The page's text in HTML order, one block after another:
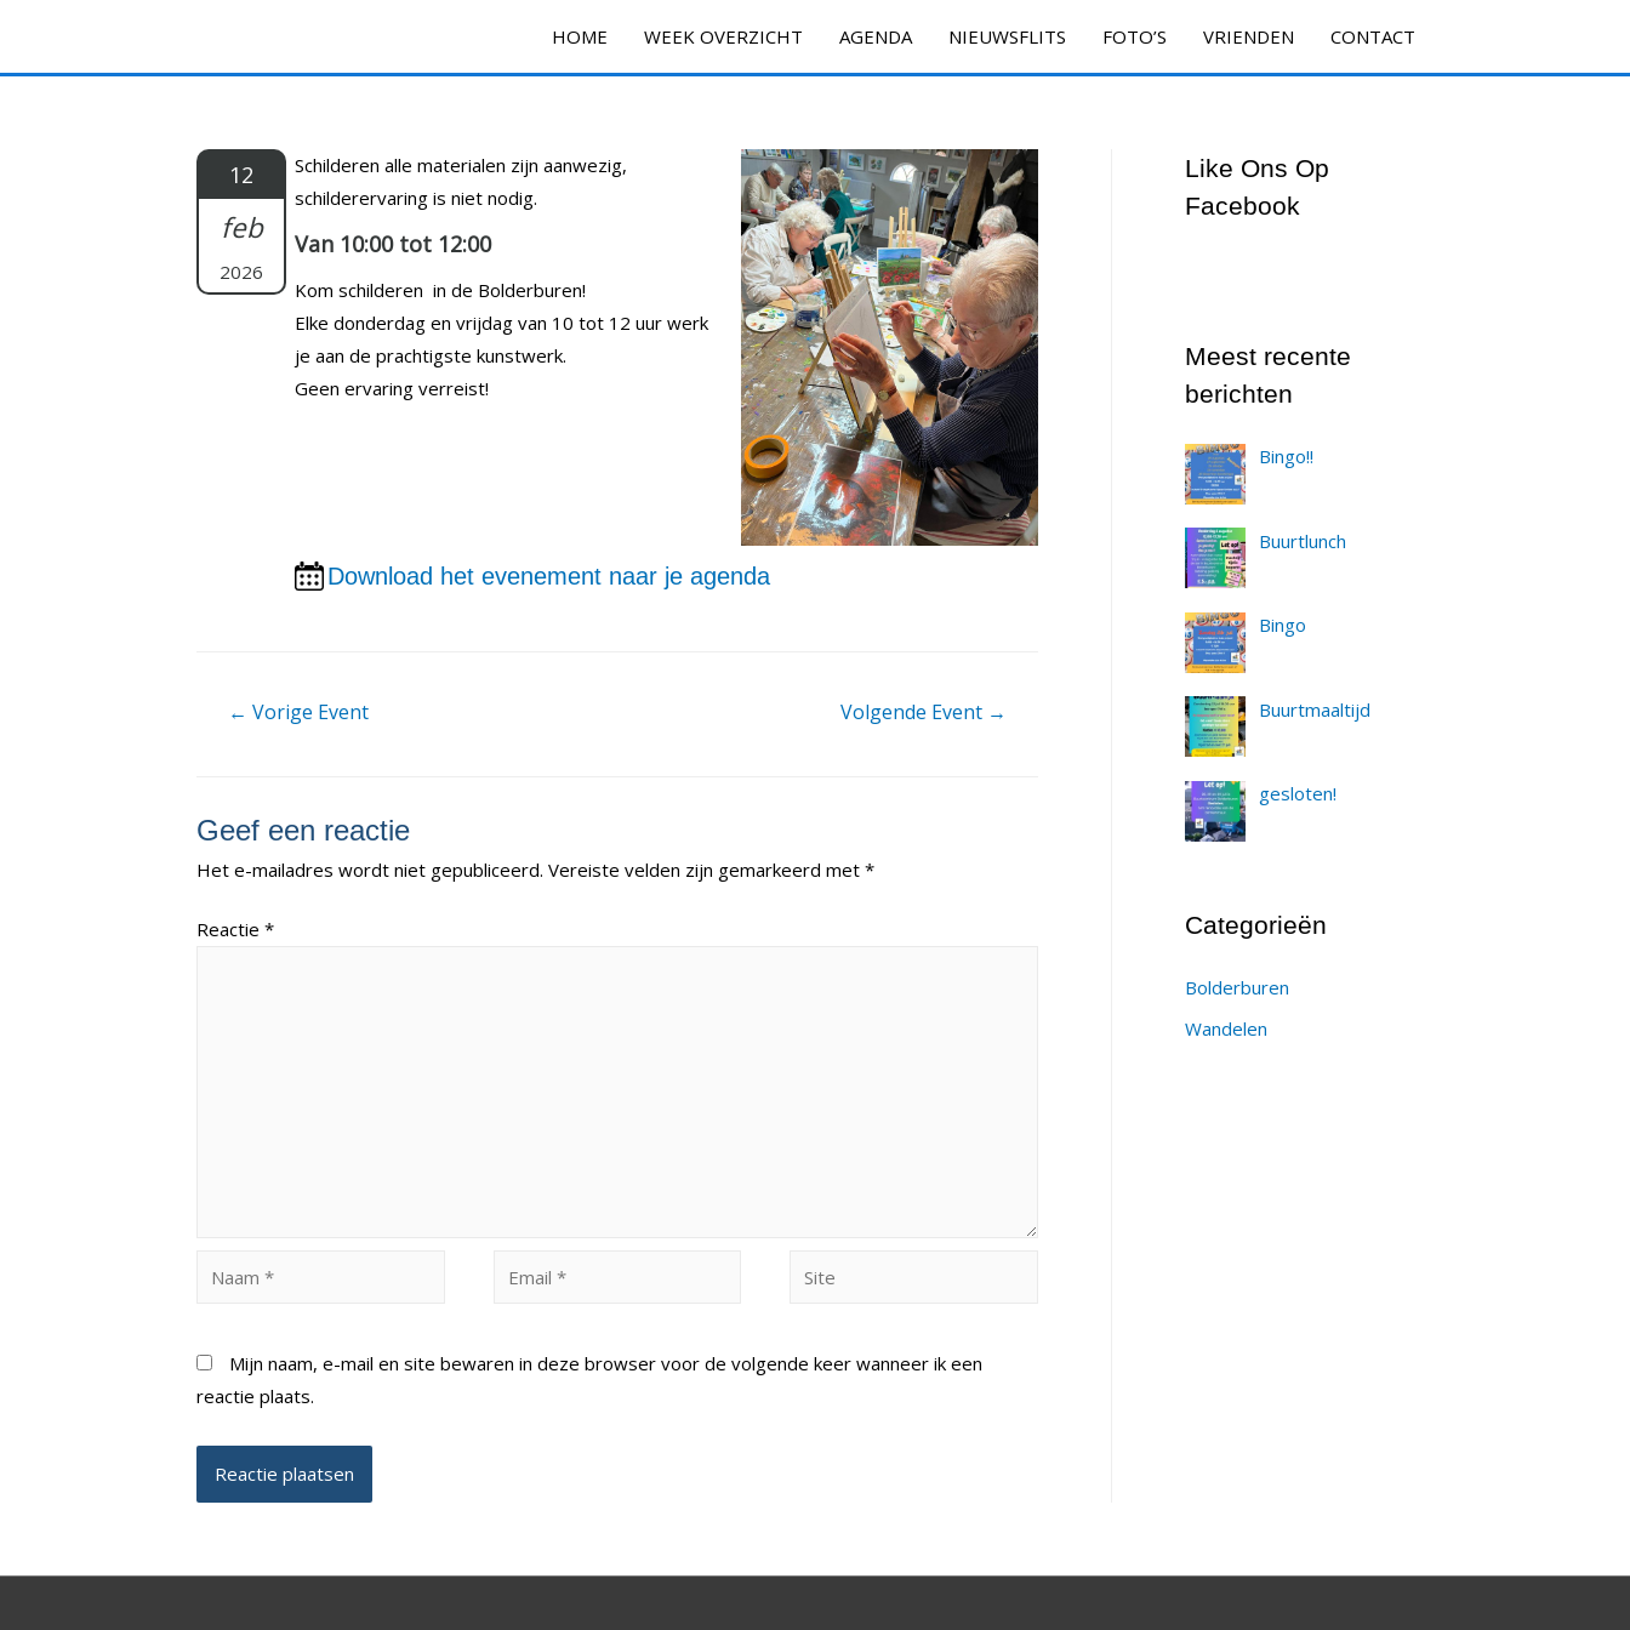
inhoud
HOME WEEK OVERZICHT AGENDA NIEUWSFLITS FOTO’S VRIENDEN CONTACT
12
feb
2026
Schilderen alle materialen zijn aanwezig,
schilderervaring is niet nodig.
Van 10:00 tot 12:00
Kom schilderen in de Bolderburen!
Elke donderdag en vrijdag van 10 tot 12 uur werk
je aan de prachtigste kunstwerk.
Geen ervaring verreist!
Download het evenement naar je agenda
Berichtnavigatie
← Vorige Event Volgende Event →
Geef een reactie
Het e-mailadres wordt niet gepubliceerd. Vereiste velden zijn gemarkeerd met *
Reactie *
Mijn naam, e-mail en site bewaren in deze browser voor de volgende keer wanneer ik een
reactie plaats.
Like Ons Op
Facebook
Meest recente
berichten
Bingo!!
Buurtlunch
Bingo
Buurtmaaltijd
gesloten!
Categorieën
Bolderburen
Wandelen